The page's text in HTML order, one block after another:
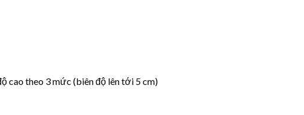
cao theo 3 mức (biên độ lên tới 5 cm)